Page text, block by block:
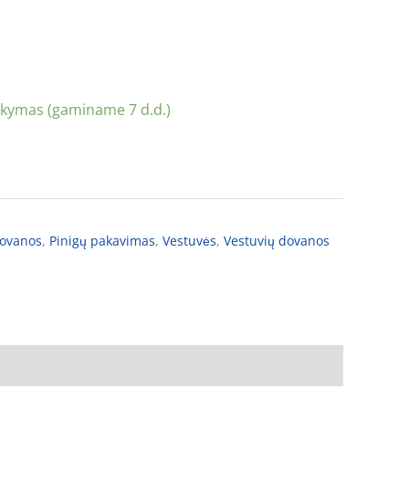
(gaminame 7 d.d.)
, Pinigų pakavimas, Vestuvės, Vestuvių dovanos